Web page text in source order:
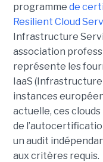
programme de
Resilient Cloud
Infrastructure
association
représente les
IaaS (Infrastructure
instances
actuelle, ces
de
un audit
aux critères requis.